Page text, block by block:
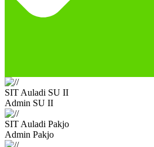
SIT Auladi SU II
Admin SU II
SIT Auladi Pakjo
Admin Pakjo